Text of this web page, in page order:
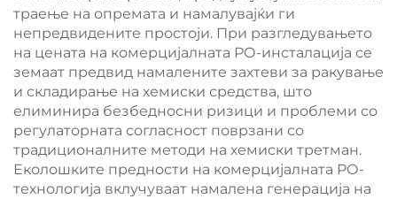
траење на опремата и намалувајќи ги
непредвидените простоји. При разгледувањето
на цената на комерцијалната РО-инсталација се
земаат предвид намалените захтеви за ракување
и складирање на хемиски средства, што
елиминира безбедносни ризици и проблеми со
регулаторната согласност поврзани со
традиционалните методи на хемиски третман.
Еколошките предности на комерцијалната РО-
технологија вклучуваат намалена генерација на